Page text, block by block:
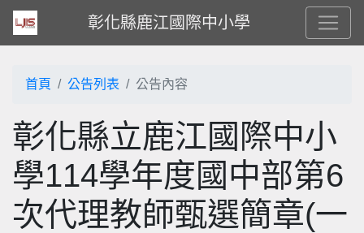
彰化縣鹿江國際中小學
首頁 公告列表 公告內容
彰化縣立鹿江國際中小
學114學年度國中部第6
次代理教師甄選簡章(一